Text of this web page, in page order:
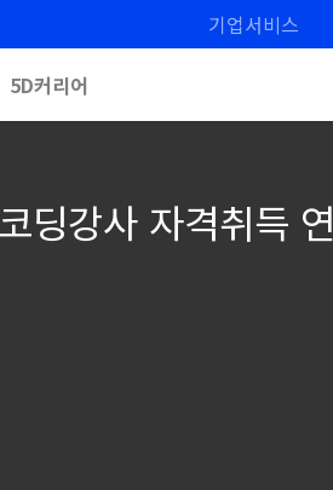
기업서비스
5D커리어
딩강사 자격취득 연